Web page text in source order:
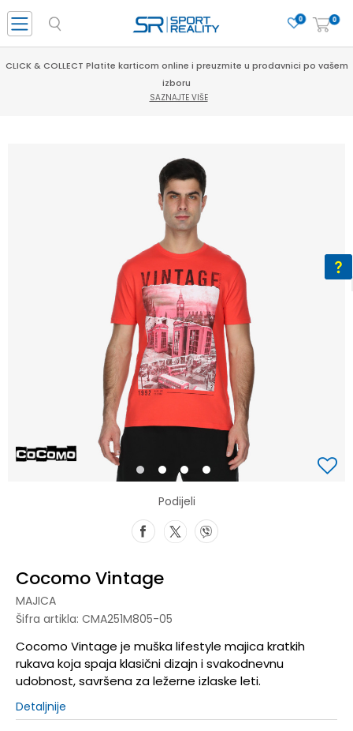
0
0
CLICK & COLLECT Platite karticom online i preuzmite u prodavnici po vašem
izboru
SAZNAJTE VIŠE
1 2 3 4
Podijeli
Cocomo Vintage
MAJICA
Šifra artikla: CMA251M805-05
Cocomo Vintage je muška lifestyle majica kratkih
rukava koja spaja klasični dizajn i svakodnevnu
udobnost, savršena za ležerne izlaske leti.
Detaljnije